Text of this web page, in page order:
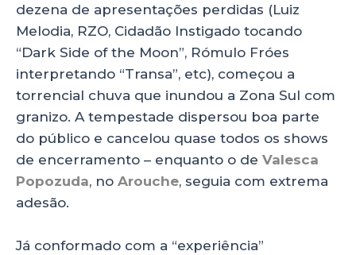
dezena de apresentações perdidas (Luiz
Melodia, RZO, Cidadão Instigado tocando
“Dark Side of the Moon”, Rómulo Fróes
interpretando “Transa”, etc), começou a
torrencial chuva que inundou a Zona Sul com
granizo. A tempestade dispersou boa parte
do público e cancelou quase todos os shows
de encerramento – enquanto o de Valesca
Popozuda, no Arouche, seguia com extrema
adesão.
Já conformado com a “experiência”